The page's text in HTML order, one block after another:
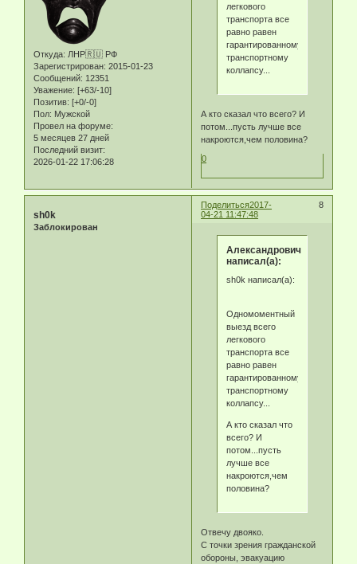
Откуда: ЛНР🇷🇺 РФ
Зарегистрирован: 2015-01-23
Сообщений: 12351
Уважение: [+63/-10]
Позитив: [+0/-0]
Пол: Мужской
Провел на форуме:
5 месяцев 27 дней
Последний визит:
2026-01-22 17:06:28
легкового
транспорта все
равно равен
гарантированному
транспортному
коллапсу...
А кто сказал что всего? И
потом...пусть лучше все
накроются,чем половина?
0
Поделиться 8
2017-
04-21 11:47:48
sh0k
Заблокирован
Александрович
написал(а):
sh0k написал(а):
Одномоментный
выезд всего
легкового
транспорта все
равно равен
гарантированному
транспортному
коллапсу...
А кто сказал что
всего? И
потом...пусть
лучше все
накроются,чем
половина?
Отвечу двояко.
С точки зрения гражданской
обороны, эвакуацию